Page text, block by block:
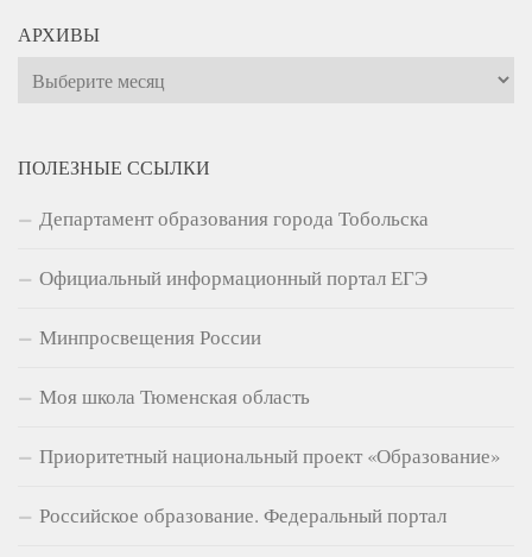
АРХИВЫ
Архивы
ПОЛЕЗНЫЕ ССЫЛКИ
Департамент образования города Тобольска
Официальный информационный портал ЕГЭ
Минпросвещения России
Моя школа Тюменская область
Приоритетный национальный проект «Образование»
Российское образование. Федеральный портал